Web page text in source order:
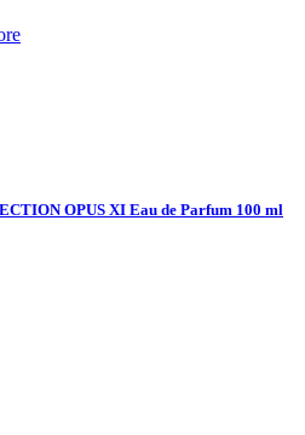
OPUS XI Eau de Parfum 100 ml